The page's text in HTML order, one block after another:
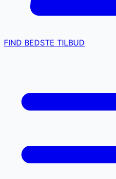
FIND BEDSTE TILBUD